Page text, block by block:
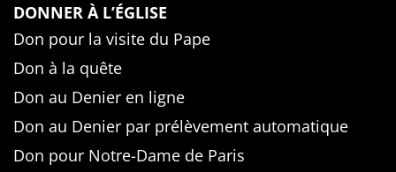
DONNER À L’ÉGLISE
Don pour la visite du Pape
Don à la quête
Don au Denier en ligne
Don au Denier par prélèvement automatique
Don pour Notre-Dame de Paris